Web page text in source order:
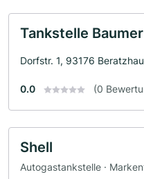
Tankstelle Baumer
Dorfstr. 1, 93176
0.0 (0
Shell
Autogastankstelle ·